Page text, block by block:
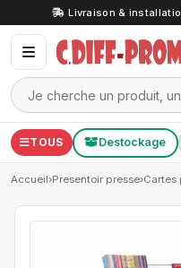
Livraison &
TOUS Destockage
Accueil›Presentoir presse›Cartes